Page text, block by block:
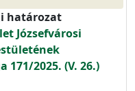
határozat
Józsefvárosi
171/2025. (V. 26.)